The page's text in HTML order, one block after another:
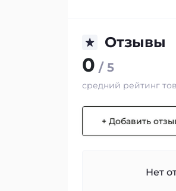
Отзывы
0 / 5
средний рейтинг
+ Добавить
Нет